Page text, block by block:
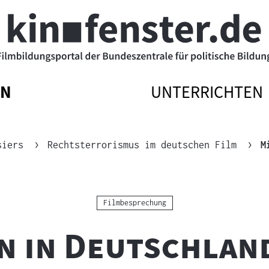
UNTERRICHTEN
Rechtsterrorismus im deutschen Film
Kategorie:
Filmbesprechung
in